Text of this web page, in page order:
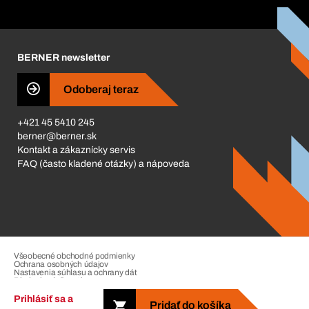
Prihlásiť sa a
Pridať do košíka
Business Conduct
BERNER newsletter
Odoberaj teraz
+421 45 5410 245
berner@berner.sk
Kontakt a zákaznícky servis
FAQ (často kladené otázky) a nápoveda
Všeobecné obchodné podmienky
Ochrana osobných údajov
Nastavenia súhlasu a ochrany dát
Riadenie sťažností